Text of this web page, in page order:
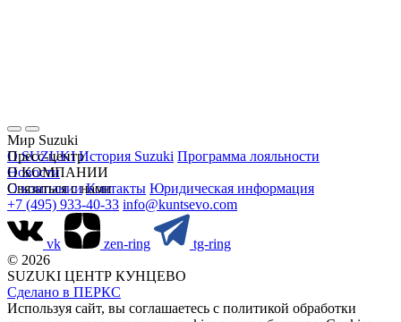
Мир Suzuki
О SUZUKI История Suzuki Программа лояльности
Пресс-центр
Новости
О КОМПАНИИ
О компании Контакты Юридическая информация
Связаться с нами
+7 (495) 933-40-33 info@kuntsevo.com
vk zen-ring
tg-ring
© 2026
SUZUKI ЦЕНТР КУНЦЕВО
Сделано в ПЕРКС
Используя сайт, вы соглашаетесь с политикой обработки